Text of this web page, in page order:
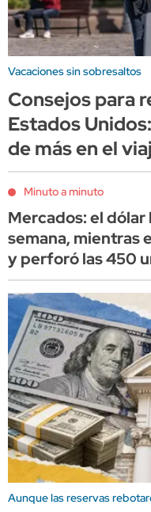
Vacaciones sin sobresaltos
Consejos para
Estados
de más en el
Minuto a minuto
Mercados: el
semana, mientras
y perforó las 450
Aunque las reservas